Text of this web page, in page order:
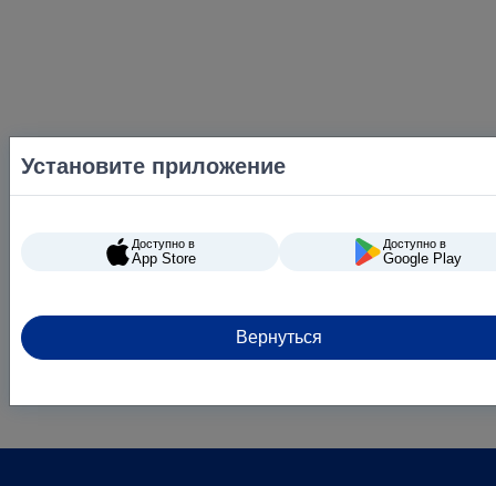
Установите приложение
Доступно в
App Store
Доступно в
Google Play
Вернуться